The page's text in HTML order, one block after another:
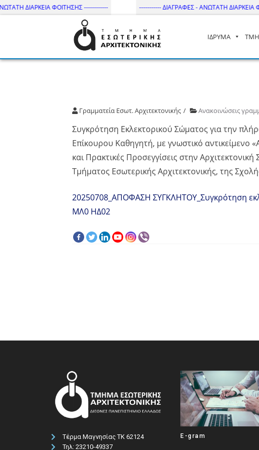
ΔΙΑΡΚΕΙΑ ΦΟΙΤΗΣΗΣ ------------ ----------- ΔΙΑΓΡΑΦΕΣ - ΑΝΩΤΑΤΗ ΔΙΑΡΚΕΙΑ
Τμήμα Εσωτ. Αρχιτεκτονικής –
ΙΔΡΥΜΑ
Γραμματεία Εσωτ. Αρχιτεκτονικής Ανακοινώσεις
Συγκρότηση Εκλεκτορικού Σώματος για την
Επίκουρου Καθηγητή, με γνωστικό αντικείμενο
και Πρακτικές Προσεγγίσεις στην
Τμήματος Εσωτερικής Αρχιτεκτονικής, της
20250708_ΑΠΟΦΑΣΗ ΣΥΓΚΛΗΤΟΥ_Συγκρότηση
ΜΛ0 ΗΔ02
Τέρμα Μαγνησίας ΤΚ 62124
Τηλ: 23210-49337​
E-gram